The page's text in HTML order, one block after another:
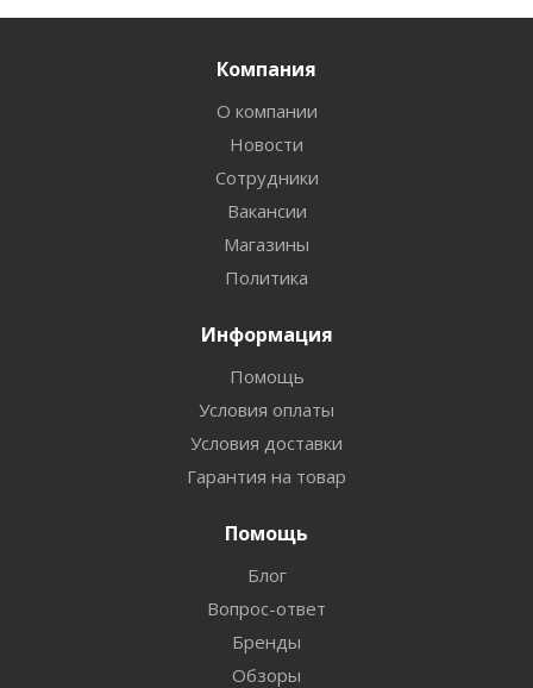
Компания
О компании
Новости
Сотрудники
Вакансии
Магазины
Политика
Информация
Помощь
Условия оплаты
Условия доставки
Гарантия на товар
Помощь
Блог
Вопрос-ответ
Бренды
Обзоры